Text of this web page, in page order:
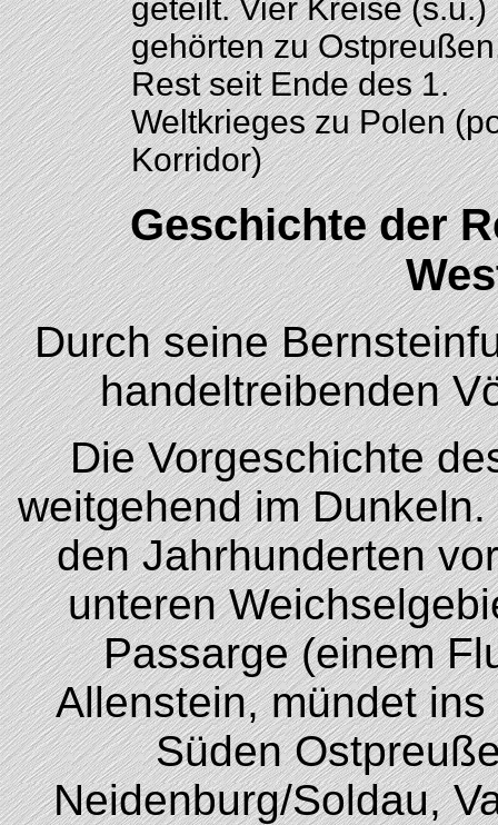
geteilt. Vier Kreise (s.u.)
gehörten zu
Rest seit Ende des 1.
Weltkrieges zu Polen
Korridor)
Geschichte der
Durch seine
handeltreibenden
Die Vorgeschichte
weitgehend im
den Jahrhunderten
unteren
Passarge (einem
Allenstein, mündet
Süden
Neidenburg/Soldau,